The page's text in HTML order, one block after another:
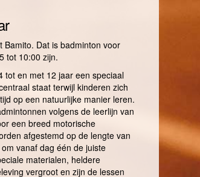
Bamito. Dat is badminton voor
tot 10:00 zijn.
tot en met 12 jaar een speciaal
staat terwijl kinderen zich
op een natuurlijke manier leren.
volgens de leerlijn van
een breed motorische
afgestemd op de lengte van
vanaf dag één de juiste
materialen, heldere
vergroot en zijn de lessen